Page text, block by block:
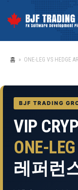
홈 » ONE-LEG VS HEDGE
BJF TRADING
VIP
ONE-
레퍼런